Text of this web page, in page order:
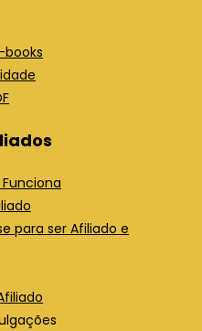
books
para ser Afiliado e